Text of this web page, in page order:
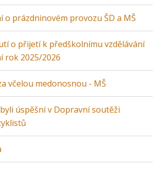
o prázdninovém provozu ŠD a MŠ
o přijetí k předškolnímu vzdělávání
rok 2025/2026
včelou medonosnou - MŠ
úspěšní v Dopravní soutěži